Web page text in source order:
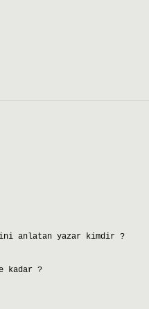
anlatan yazar kimdir ?
kadar ?